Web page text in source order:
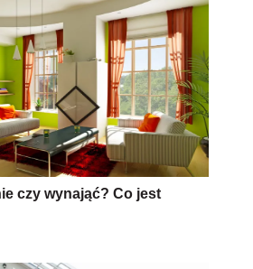
czy wynająć? Co jest